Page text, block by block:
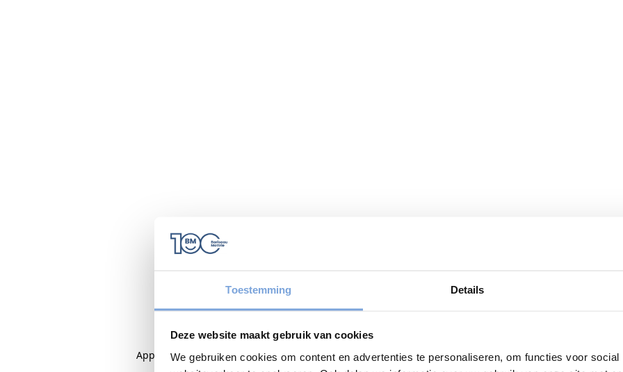
Toestemming Details
Deze website maakt gebruik van cookies
We gebruiken cookies om content en advertenties te personaliseren, om functies voor
Application error: aclient-side exception has occurred while loadingwww.bariseaumottrie.be(see the